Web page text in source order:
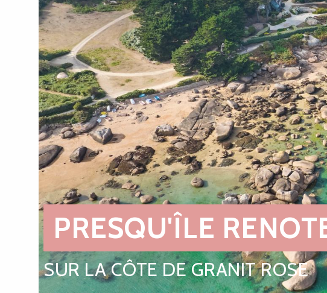
PRESQU'ÎLE
SUR LA CÔTE DE GRANIT ROSE